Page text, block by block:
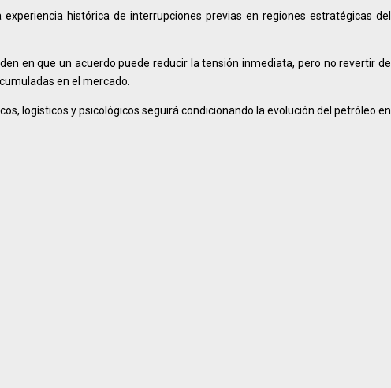
histórica de interrupciones previas en regiones estratégicas del
en que un acuerdo puede reducir la tensión inmediata, pero no revertir de
en el mercado.
logísticos y psicológicos seguirá condicionando la evolución del petróleo en